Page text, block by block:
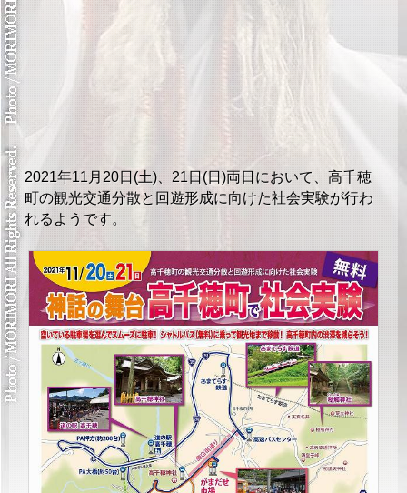
2021年11月20日(土)、21日(日)両日において、高千穂
町の観光交通分散と回遊形成に向けた社会実験が行わ
れるようです。